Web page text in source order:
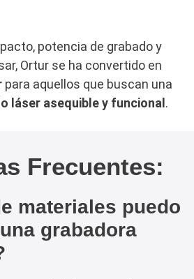
potencia de grabado y
Ortur se ha convertido en
para aquellos que buscan una
láser asequible y funcional.
Frecuentes:
materiales puedo
grabadora